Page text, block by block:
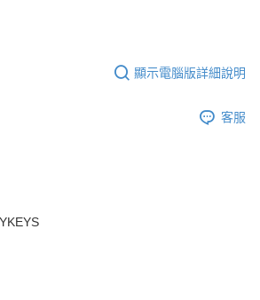
顯示電腦版詳細說明
客服